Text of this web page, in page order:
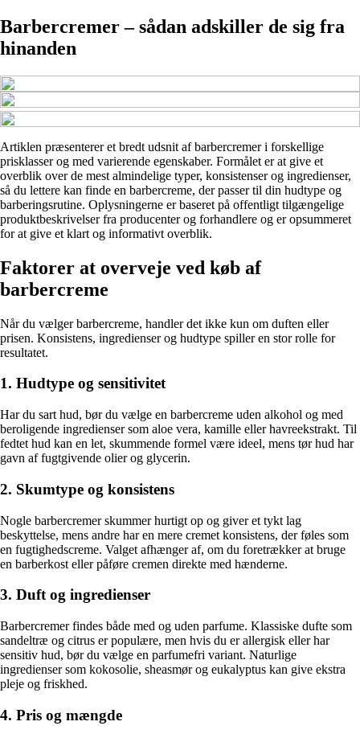
Barbercremer – sådan adskiller de sig fra
hinanden
Artiklen præsenterer et bredt udsnit af barbercremer i forskellige
prisklasser og med varierende egenskaber. Formålet er at give et
overblik over de mest almindelige typer, konsistenser og ingredienser,
så du lettere kan finde en barbercreme, der passer til din hudtype og
barberingsrutine. Oplysningerne er baseret på offentligt tilgængelige
produktbeskrivelser fra producenter og forhandlere og er opsummeret
for at give et klart og informativt overblik.
Faktorer at overveje ved køb af
barbercreme
Når du vælger barbercreme, handler det ikke kun om duften eller
prisen. Konsistens, ingredienser og hudtype spiller en stor rolle for
resultatet.
1. Hudtype og sensitivitet
Har du sart hud, bør du vælge en barbercreme uden alkohol og med
beroligende ingredienser som aloe vera, kamille eller havreekstrakt. Til
fedtet hud kan en let, skummende formel være ideel, mens tør hud har
gavn af fugtgivende olier og glycerin.
2. Skumtype og konsistens
Nogle barbercremer skummer hurtigt op og giver et tykt lag
beskyttelse, mens andre har en mere cremet konsistens, der føles som
en fugtighedscreme. Valget afhænger af, om du foretrækker at bruge
en barberkost eller påføre cremen direkte med hænderne.
3. Duft og ingredienser
Barbercremer findes både med og uden parfume. Klassiske dufte som
sandeltræ og citrus er populære, men hvis du er allergisk eller har
sensitiv hud, bør du vælge en parfumefri variant. Naturlige
ingredienser som kokosolie, sheasmør og eukalyptus kan give ekstra
pleje og friskhed.
4. Pris og mængde